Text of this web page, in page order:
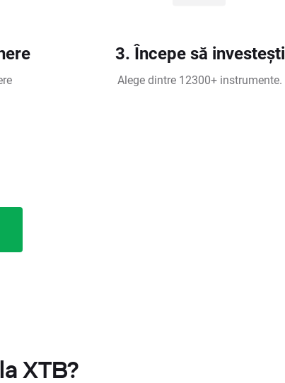
3. Începe să investești
Alege dintre 12300+ instrumente.
XTB?